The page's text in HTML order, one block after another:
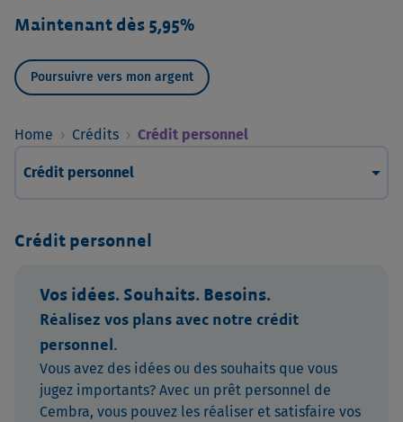
Maintenant dès 5,95%
Poursuivre vers mon argent
Home › Crédits › Crédit personnel
arrow_drop_down
Crédit personnel
Crédit personnel
Vos idées. Souhaits. Besoins.
Réalisez vos plans avec notre crédit
personnel.
Vous avez des idées ou des souhaits que vous
jugez importants? Avec un prêt personnel de
Cembra, vous pouvez les réaliser et satisfaire vos